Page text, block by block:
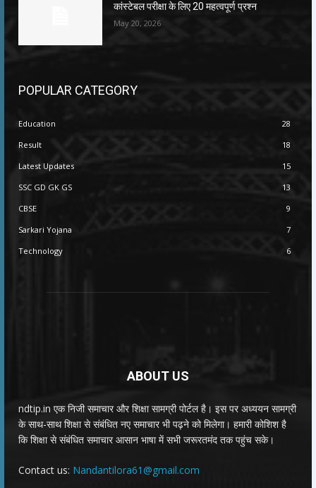
कांस्टेबल परीक्षा के लिए 20 महत्वपूर्ण प्रश्न
May 20, 2026
POPULAR CATEGORY
Education
28
Result
18
Latest Updates
15
SSC GD GK GS
13
CBSE
9
Sarkari Yojana
7
Technology
6
ABOUT US
ndtip.in एक निजी समाचार और शिक्षा सामग्री पोर्टल है। इस पर अध्ययन सामग्री
के साथ-साथ शिक्षा से संबंधित नए समाचार भी पढ़ने को मिलेगा। हमारी कोशिश है
कि शिक्षा से संबंधित समाचार आसान भाषा में सभी जरूरतमंद तक पहुंच सके।
Contact us: Nandantilora61@gmail.com